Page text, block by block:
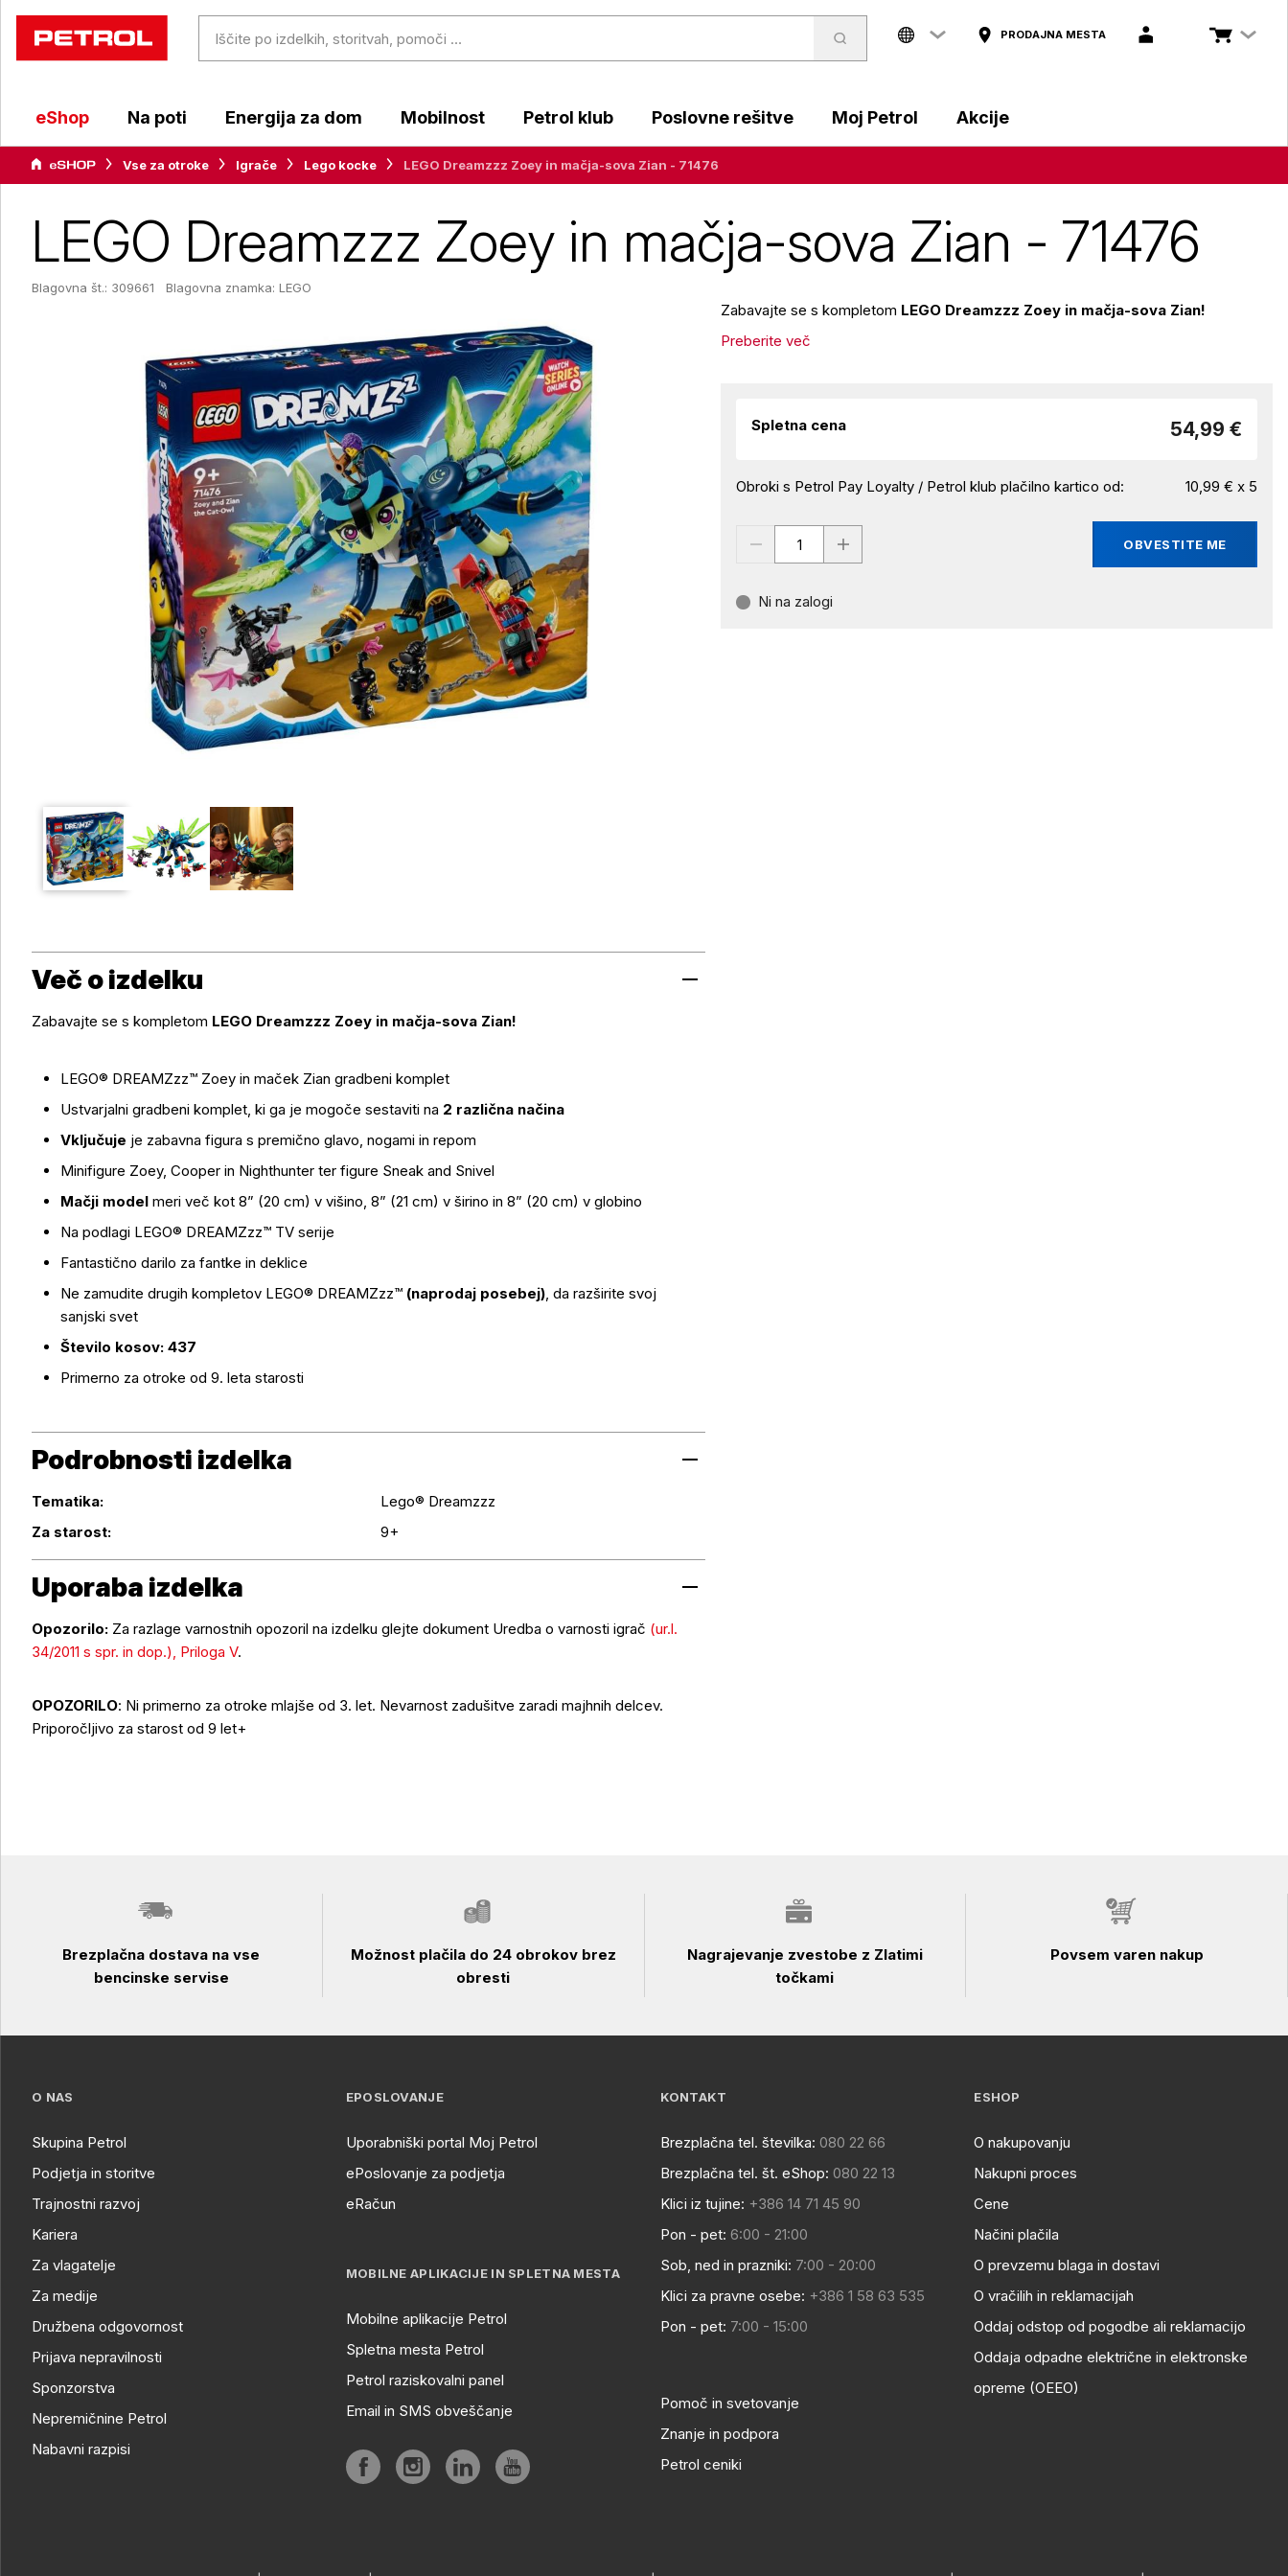
PRODAJNA MESTA
eShop Na poti Energija za dom Mobilnost Petrol klub Poslovne rešitve Moj Petrol Akcije
Vse za otroke Igrače Lego kocke LEGO Dreamzzz Zoey in mačja-sova Zian - 71476
LEGO Dreamzzz Zoey in mačja-sova Zian - 71476
Blagovna št.: 309661 Blagovna znamka: LEGO
Zabavajte se s kompletom LEGO Dreamzzz Zoey in mačja-sova Zian!
Preberite več
Spletna cena 54,99 €
Obroki s Petrol Pay Loyalty / Petrol klub plačilno kartico od: 10,99 € x 5
OBVESTITE ME
Ni na zalogi
Več o izdelku
Več o izdelku
Zabavajte se s kompletom LEGO Dreamzzz Zoey in mačja-sova Zian!
LEGO® DREAMZzz™ Zoey in maček Zian gradbeni komplet
Ustvarjalni gradbeni komplet, ki ga je mogoče sestaviti na 2 različna načina
Vključuje je zabavna figura s premično glavo, nogami in repom
Minifigure Zoey, Cooper in Nighthunter ter figure Sneak and Snivel
Mačji model meri več kot 8” (20 cm) v višino, 8” (21 cm) v širino in 8” (20 cm) v globino
Na podlagi LEGO® DREAMZzz™ TV serije
Fantastično darilo za fantke in deklice
Ne zamudite drugih kompletov LEGO® DREAMZzz™ (naprodaj posebej), da razširite svoj
sanjski svet
Število kosov: 437
Primerno za otroke od 9. leta starosti
Podrobnosti izdelka
Podrobnosti izdelka
Tematika:
Lego® Dreamzzz
Za starost:
9+
Uporaba izdelka
Opozorilo: Za razlage varnostnih opozoril na izdelku glejte dokument Uredba o varnosti igrač (ur.l.
34/2011 s spr. in dop.), Priloga V.
OPOZORILO: Ni primerno za otroke mlajše od 3. let. Nevarnost zadušitve zaradi majhnih delcev.
Priporočljivo za starost od 9 let+
Brezplačna dostava na vse
bencinske servise
Možnost plačila do 24 obrokov brez
obresti
Nagrajevanje zvestobe z Zlatimi
točkami
Povsem varen nakup
O NAS
Skupina Petrol
Podjetja in storitve
Trajnostni razvoj
Kariera
Za vlagatelje
Za medije
Družbena odgovornost
Prijava nepravilnosti
Sponzorstva
Nepremičnine Petrol
Nabavni razpisi
EPOSLOVANJE
Uporabniški portal Moj Petrol
ePoslovanje za podjetja
eRačun
MOBILNE APLIKACIJE IN SPLETNA MESTA
Mobilne aplikacije Petrol
Spletna mesta Petrol
Petrol raziskovalni panel
Email in SMS obveščanje
KONTAKT
Brezplačna tel. številka: 080 22 66
Brezplačna tel. št. eShop: 080 22 13
Klici iz tujine: +386 14 71 45 90
Pon - pet: 6:00 - 21:00
Sob, ned in prazniki: 7:00 - 20:00
Klici za pravne osebe: +386 1 58 63 535
Pon - pet: 7:00 - 15:00
Pomoč in svetovanje
Znanje in podpora
Petrol ceniki
ESHOP
O nakupovanju
Nakupni proces
Cene
Načini plačila
O prevzemu blaga in dostavi
O vračilih in reklamacijah
Oddaj odstop od pogodbe ali reklamacijo
Oddaja odpadne električne in elektronske
opreme (OEEO)